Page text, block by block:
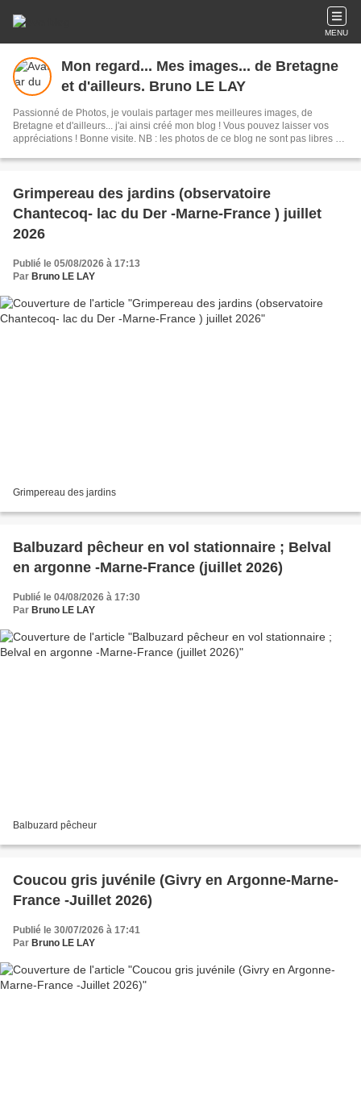
MENU
Mon regard... Mes images... de Bretagne
et d'ailleurs. Bruno LE LAY
Passionné de Photos, je voulais partager mes meilleures images, de
Bretagne et d'ailleurs... j'ai ainsi créé mon blog ! Vous pouvez laisser vos
appréciations ! Bonne visite. NB : les photos de ce blog ne sont pas libres de
Grimpereau des jardins (observatoire
Chantecoq- lac du Der -Marne-France ) juillet
2026
Publié le 05/08/2026 à 17:13
Par Bruno LE LAY
Grimpereau des jardins
Balbuzard pêcheur en vol stationnaire ; Belval
en argonne -Marne-France (juillet 2026)
Publié le 04/08/2026 à 17:30
Par Bruno LE LAY
Balbuzard pêcheur
Coucou gris juvénile (Givry en Argonne-Marne-
France -Juillet 2026)
Publié le 30/07/2026 à 17:41
Par Bruno LE LAY